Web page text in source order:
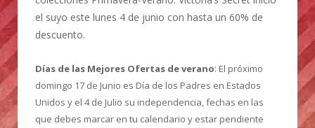
el suyo este lunes 4 de junio con hasta un 60% de
descuento.
Días de las Mejores Ofertas de verano: El próximo
domingo 17 de Junio es Día de los Padres en Estados
Unidos y el 4 de Julio su independencia, fechas en las
que debes marcar en tu calendario y estar pendiente